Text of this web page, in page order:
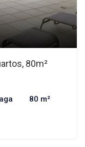
80m²
80 m²